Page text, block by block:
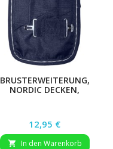
BRUSTERWEITERUNG,
NORDIC DECKEN,
Preis
12,95 €
 In den Warenkorb